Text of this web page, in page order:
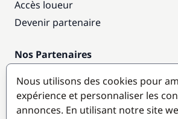
Accès loueur
Devenir partenaire
Nos Partenaires
Destinations populaires
Nous utilisons des cookies pour
expérience et personnaliser les
annonces. En utilisant notre site